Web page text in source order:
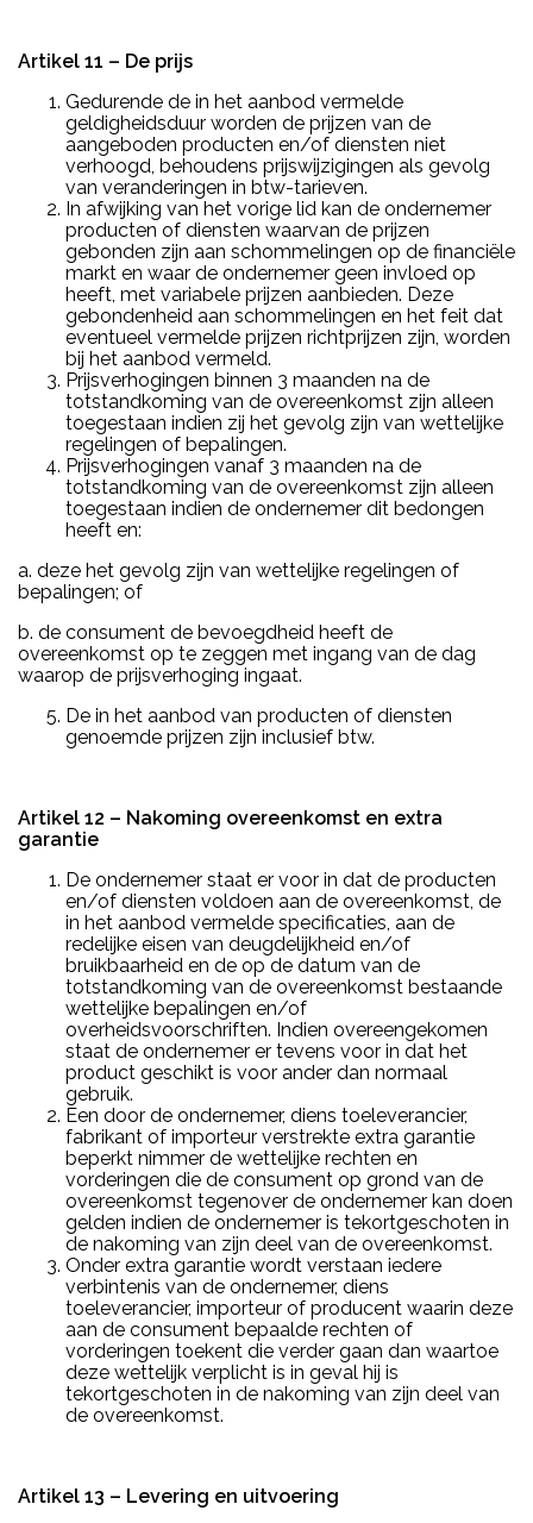
Artikel 11 – De prijs
Gedurende de in het aanbod vermelde
geldigheidsduur worden de prijzen van de
aangeboden producten en/of diensten niet
verhoogd, behoudens prijswijzigingen als gevolg
van veranderingen in btw-tarieven.
In afwijking van het vorige lid kan de ondernemer
producten of diensten waarvan de prijzen
gebonden zijn aan schommelingen op de financiële
markt en waar de ondernemer geen invloed op
heeft, met variabele prijzen aanbieden. Deze
gebondenheid aan schommelingen en het feit dat
eventueel vermelde prijzen richtprijzen zijn, worden
bij het aanbod vermeld.
Prijsverhogingen binnen 3 maanden na de
totstandkoming van de overeenkomst zijn alleen
toegestaan indien zij het gevolg zijn van wettelijke
regelingen of bepalingen.
Prijsverhogingen vanaf 3 maanden na de
totstandkoming van de overeenkomst zijn alleen
toegestaan indien de ondernemer dit bedongen
heeft en:
a. deze het gevolg zijn van wettelijke regelingen of
bepalingen; of
b. de consument de bevoegdheid heeft de
overeenkomst op te zeggen met ingang van de dag
waarop de prijsverhoging ingaat.
De in het aanbod van producten of diensten
genoemde prijzen zijn inclusief btw.
Artikel 12 – Nakoming overeenkomst en extra
garantie
De ondernemer staat er voor in dat de producten
en/of diensten voldoen aan de overeenkomst, de
in het aanbod vermelde specificaties, aan de
redelijke eisen van deugdelijkheid en/of
bruikbaarheid en de op de datum van de
totstandkoming van de overeenkomst bestaande
wettelijke bepalingen en/of
overheidsvoorschriften. Indien overeengekomen
staat de ondernemer er tevens voor in dat het
product geschikt is voor ander dan normaal
gebruik.
Een door de ondernemer, diens toeleverancier,
fabrikant of importeur verstrekte extra garantie
beperkt nimmer de wettelijke rechten en
vorderingen die de consument op grond van de
overeenkomst tegenover de ondernemer kan doen
gelden indien de ondernemer is tekortgeschoten in
de nakoming van zijn deel van de overeenkomst.
Onder extra garantie wordt verstaan iedere
verbintenis van de ondernemer, diens
toeleverancier, importeur of producent waarin deze
aan de consument bepaalde rechten of
vorderingen toekent die verder gaan dan waartoe
deze wettelijk verplicht is in geval hij is
tekortgeschoten in de nakoming van zijn deel van
de overeenkomst.
Artikel 13 – Levering en uitvoering